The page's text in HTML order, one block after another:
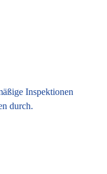
Inspektionen
durch.